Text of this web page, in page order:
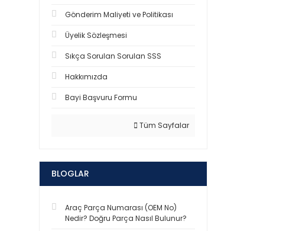
Gönderim Maliyeti ve Politikası
Üyelik Sözleşmesi
Sıkça Sorulan Sorulan SSS
Hakkımızda
Bayi Başvuru Formu
Tüm Sayfalar
BLOGLAR
Araç Parça Numarası (OEM No)
Nedir? Doğru Parça Nasıl Bulunur?